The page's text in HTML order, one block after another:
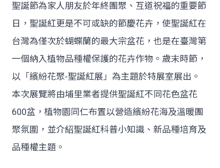
聖誕節為家人朋友於年終團聚、互道祝福的重要節
日，聖誕紅更是不可或缺的節慶花卉，使聖誕紅在
台灣為僅次於蝴蝶蘭的最大宗盆花，也是在臺灣第
一個納入植物品種權保護的花卉作物。歲末時節，
以「繽紛花聚-聖誕紅展」為主題於特展室展出。
本次展覽將由埔里業者提供聖誕紅不同花色盆花
600盆，植物園同仁布置以營造繽紛花海及溫暖團
聚氛圍，並介紹聖誕紅科普小知識、新品種培育及
品種權主題。